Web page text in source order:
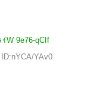
W 9e76-qCIf
YAv0